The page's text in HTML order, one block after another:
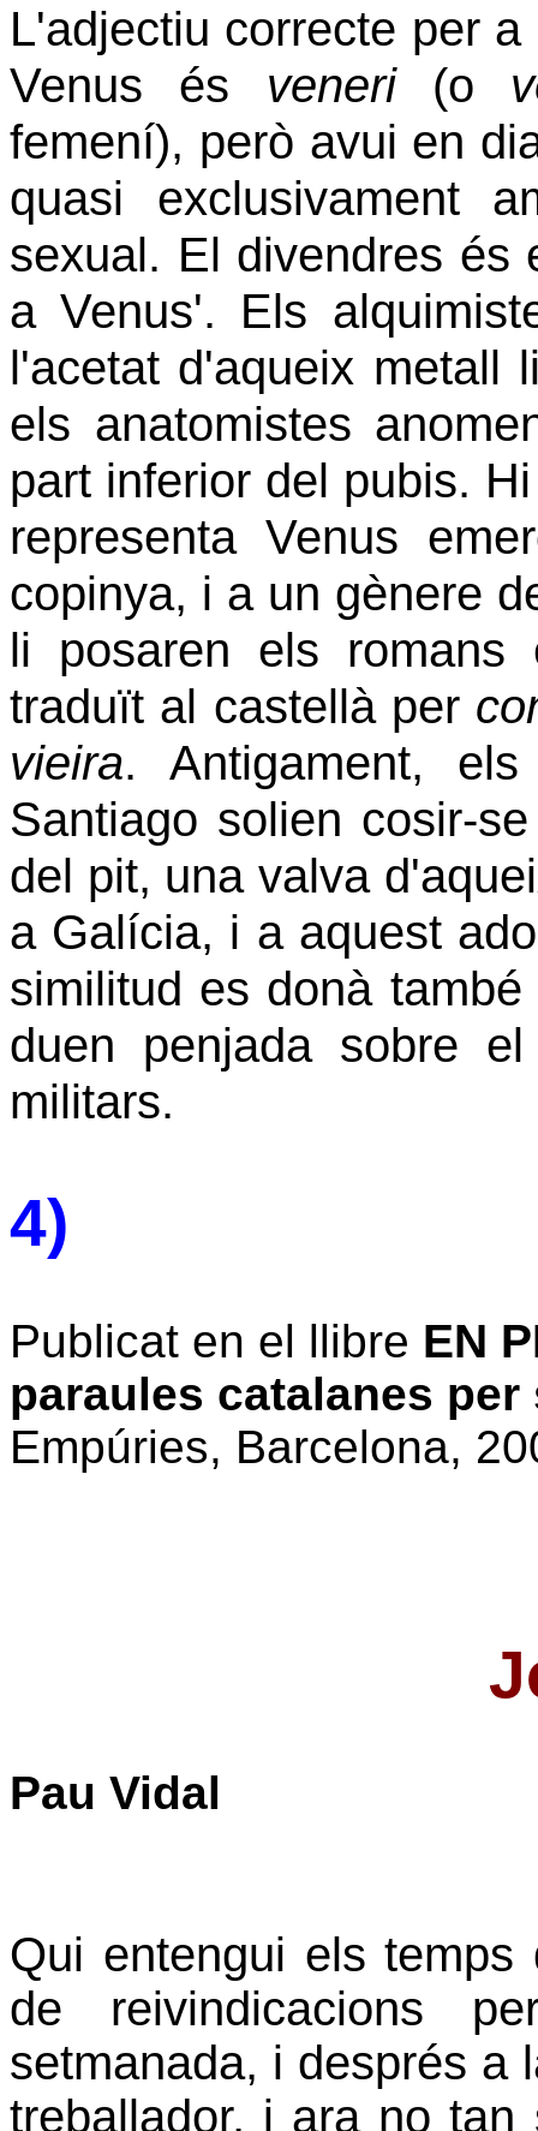
L'adjectiu correcte per
Venus és veneri (o
femení), però avui en
quasi exclusivament
sexual. El divendres és
a Venus'. Els
l'acetat d'aqueix metall
els anatomistes
part inferior del pubis.
representa Venus
copinya, i a un gènere
li posaren els
traduït al castellà per
vieira. Antigament,
Santiago solien cosir-
del pit, una valva
a Galícia, i a aquest
similitud es donà
duen penjada sobre
militars.
4)
Publicat en el llibre EN
paraules catalanes per
Empúries, Barcelona,
Pau Vidal
Qui entengui els
de reivindicacions
setmanada, i després a
treballador, i ara no